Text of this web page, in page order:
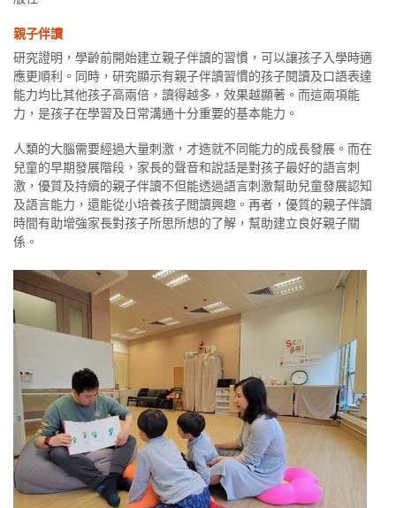
親子伴讀
研究證明，學齡前開始建立親子伴讀的習慣，可以讓孩子入學時適
應更順利。同時，研究顯示有親子伴讀習慣的孩子閱讀及口語表達
能力均比其他孩子高兩倍，讀得越多，效果越顯著。而這兩項能
力，是孩子在學習及日常溝通十分重要的基本能力。
人類的大腦需要經過大量刺激，才造就不同能力的成長發展。而在
兒童的早期發展階段，家長的聲音和說話是對孩子最好的語言刺
激，優質及持續的親子伴讀不但能透過語言刺激幫助兒童發展認知
及語言能力，還能從小培養孩子閲讀興趣。再者，優質的親子伴讀
時間有助增強家長對孩子所思所想的了解，幫助建立良好親子關
係。